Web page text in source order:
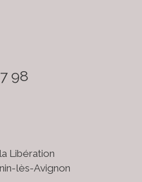
98
Libération
lès-Avignon